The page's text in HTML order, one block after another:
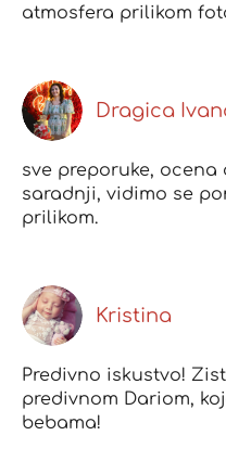
atmosfera prilikom
Dragica
sve preporuke, ocena
saradnji, vidimo se
prilikom.
Kristina
Predivno iskustvo!
predivnom Dariom,
bebama!